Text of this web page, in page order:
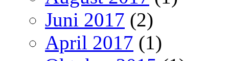
Juni 2017 (2)
April 2017 (1)